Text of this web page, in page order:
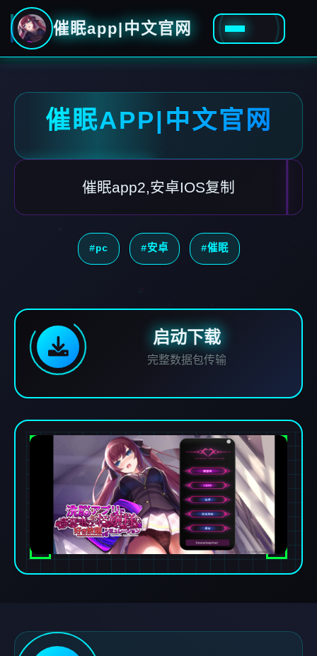
催眠app|中文官网
催眠APP|中文官网
催眠app2,安卓IOS复制
#pc #安卓 #催眠
启动下载
完整数据包传输